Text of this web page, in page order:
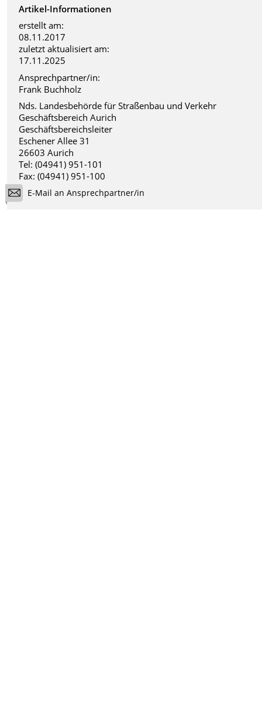
Artikel-Informationen
erstellt am:
08.11.2017
zuletzt aktualisiert am:
17.11.2025
Ansprechpartner/in:
Frank Buchholz
Nds. Landesbehörde für Straßenbau und Verkehr
Geschäftsbereich Aurich
Geschäftsbereichsleiter
Eschener Allee 31
26603 Aurich
Tel: (04941) 951-101
Fax: (04941) 951-100
E-Mail an Ansprechpartner/in